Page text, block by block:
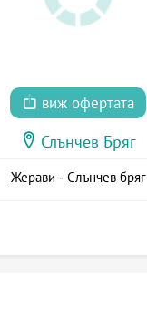
виж офертата
Слънчев Бряг
Жерави - Слънчев бряг